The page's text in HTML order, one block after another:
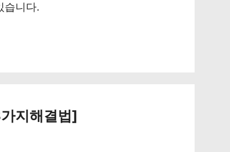
습니다.
지해결법]